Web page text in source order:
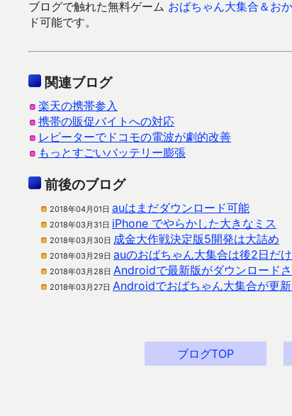
ブログで触れた無料ゲーム おばちゃん大集合＆お
ド可能です。
関連ブログ
楽天の携帯参入
携帯の販促バイトへの対応
レピーターでドコモの電波が劇的改善
もっとすごいバッテリー膨張
前後のブログ
2018年04月01日 auはまだダウンロード可能
2018年03月31日 iPhone でやらかした大きなミス
2018年03月30日 成金大作戦決定版5開発は大詰め
2018年03月29日 auのおばちゃん大集合は後2日だ
2018年03月28日 Androidで最新版がダウンロード
2018年03月27日 Androidでおばちゃん大集合が更
ブログTOP